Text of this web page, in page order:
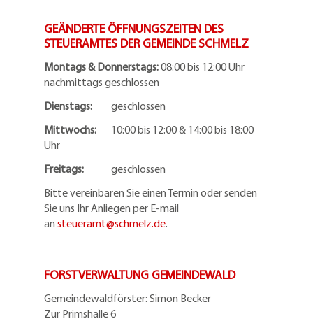
GEÄNDERTE ÖFFNUNGSZEITEN DES
STEUERAMTES DER GEMEINDE SCHMELZ
Montags & Donnerstags:08:00 bis 12:00 Uhr
nachmittags geschlossen
Dienstags:
geschlossen
Mittwochs:
10:00 bis 12:00 & 14:00 bis 18:00
Uhr
Freitags:
geschlossen
Bitte vereinbaren Sie einen Termin oder senden
Sie uns Ihr Anliegen per E-mail
an steueramt@schmelz.de.
FORSTVERWALTUNG GEMEINDEWALD
Gemeindewaldförster: Simon Becker
Zur Primshalle 6